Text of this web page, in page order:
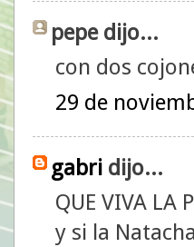
pepe dijo...
con dos
29 de
gabri dijo...
QUE VIVA LA
y si la